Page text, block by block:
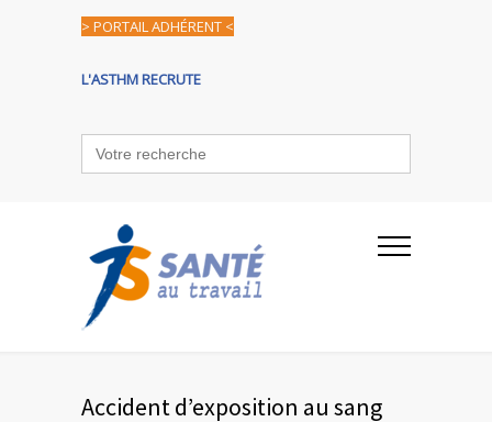
> PORTAIL ADHÉRENT <
L'ASTHM RECRUTE
Search
for:
Accident d’exposition au sang